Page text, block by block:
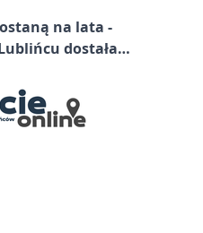
na lata -
dostała